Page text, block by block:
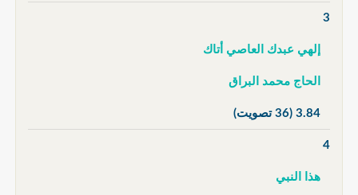
3
إلهي عبدك العاصي أتاك
الحاج محمد البراق
3.84 (36 تصويت)
4
هذا النبي